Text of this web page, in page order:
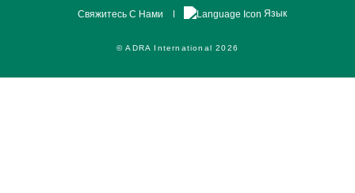
© ADRA International 2026
Свяжитесь С Нами
Язык